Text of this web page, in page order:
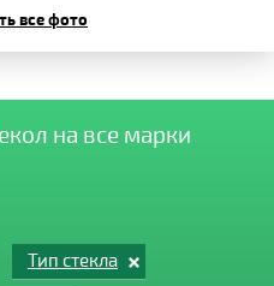
все фото
на все марки
Тип стекла